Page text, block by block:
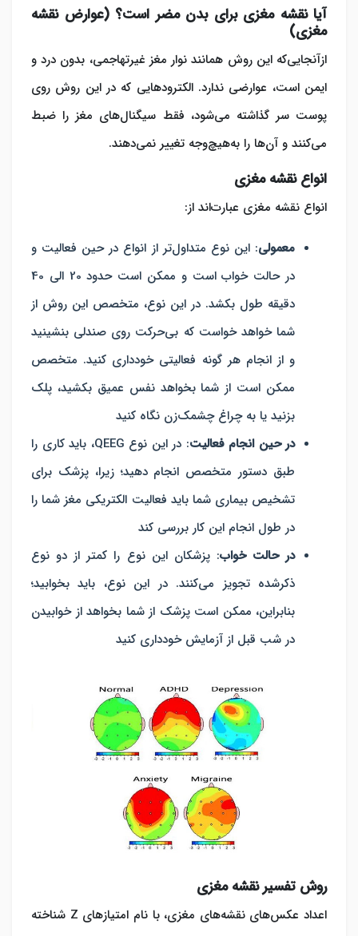
آیا نقشه مغزی برای بدن مضر است؟ (عوارض نقشه
مغزی)
ازآنجایی‌که این روش همانند نوار مغز غیرتهاجمی، بدون درد و
ایمن است، عوارضی ندارد. الکترودهایی که در این روش روی
پوست سر گذاشته می‌شود، فقط سیگنال‌های مغز را ضبط
می‌کنند و آن‌ها را به‌هیچ‌وجه تغییر نمی‌دهند.
انواع نقشه مغزی
انواع نقشه مغزی عبارت‌اند از:
معمولی: این نوع متداول‌تر از انواع در حین فعالیت و
در حالت خواب است و ممکن است حدود 20 الی 40
دقیقه طول بکشد. در این نوع، متخصص این روش از
شما خواهد خواست که بی‌حرکت روی صندلی بنشینید
و از انجام هر گونه فعالیتی خودداری کنید. متخصص
ممکن است از شما بخواهد نفس عمیق بکشید، پلک
بزنید یا به چراغ چشمک‌زن نگاه کنید
در حین انجام فعالیت
: در این نوع QEEG، باید کاری را
طبق دستور متخصص انجام دهید؛ زیرا، پزشک برای
تشخیص بیماری شما باید فعالیت الکتریکی مغز شما را
در طول انجام این کار بررسی کند
در حالت خواب: پزشکان این نوع را کمتر از دو نوع
ذکرشده تجویز می‌کنند. در این نوع، باید بخوابید؛
بنابراین، ممکن است پزشک از شما بخواهد از خوابیدن
در شب قبل از آزمایش خودداری کنید
روش تفسیر نقشه مغزی
اعداد عکس‌های نقشه‌های مغزی، با نام امتیازهای Z شناخته